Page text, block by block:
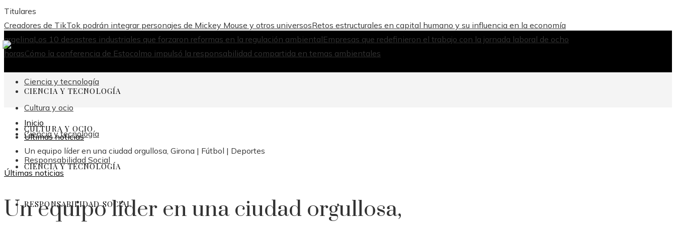
Titulares
Creadores de TikTok podrán integrar personajes de Mickey Mouse y otros universosRetos estructurales en capital humano y su influencia en la economía
argelinaLos 10 desastres industriales que forzaron reformas en la regulación ambientalEmpresas que redefinieron el trabajo con la jornada laboral de ocho
horasCómo la conferencia de Estocolmo impulsó la responsabilidad compartida en temas ambientales
Ciencia y tecnología
Cultura y ocio
Ciencia y tecnología
Responsabilidad Social
CIENCIA Y TECNOLOGÍA
CULTURA Y OCIO
CIENCIA Y TECNOLOGÍA
RESPONSABILIDAD SOCIAL
Inicio
Últimas noticias
Un equipo líder en una ciudad orgullosa, Girona | Fútbol | Deportes
Últimas noticias
Un equipo líder en una ciudad orgullosa,